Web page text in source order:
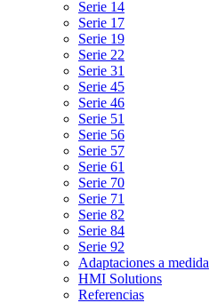
Serie 14
Serie 17
Serie 19
Serie 22
Serie 31
Serie 45
Serie 46
Serie 51
Serie 56
Serie 57
Serie 61
Serie 70
Serie 71
Serie 82
Serie 84
Serie 92
Adaptaciones a medida
HMI Solutions
Referencias